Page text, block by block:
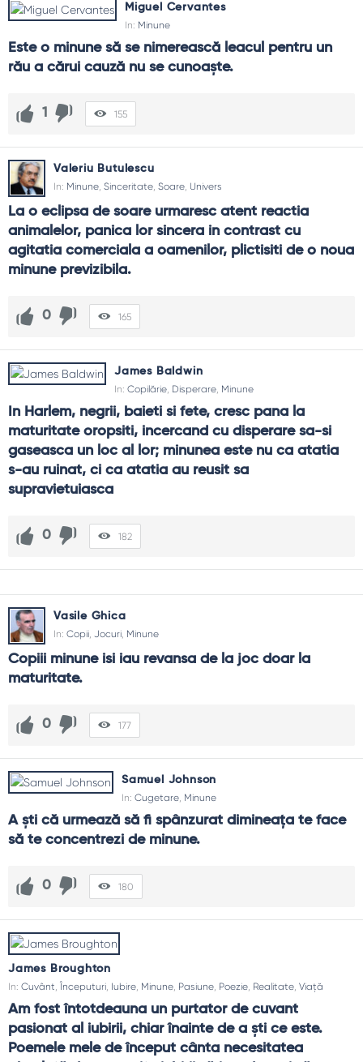
Miguel Cervantes
In: Minune
Este o minune să se nimerească leacul pentru un
rău a cărui cauză nu se cunoaște.
1 155
Valeriu Butulescu
In: Minune Sinceritate Soare Univers
La o eclipsa de soare urmaresc atent reactia
animalelor, panica lor sincera in contrast cu
agitatia comerciala a oamenilor, plictisiti de o noua
minune previzibila.
0 165
James Baldwin
In: Copilărie Disperare Minune
In Harlem, negrii, baieti si fete, cresc pana la
maturitate oropsiti, incercand cu disperare sa-si
gaseasca un loc al lor; minunea este nu ca atatia
s-au ruinat, ci ca atatia au reusit sa
supravietuiasca
0 182
Vasile Ghica
In: Copii Jocuri Minune
Copiii minune isi iau revansa de la joc doar la
maturitate.
0 177
Samuel Johnson
In: Cugetare Minune
A ști că urmează să fi spânzurat dimineața te face
să te concentrezi de minune.
0 180
James Broughton
In: Cuvânt, Începuturi, Iubire, Minune, Pasiune, Poezie, Realitate, Viață
Am fost întotdeauna un purtator de cuvant
pasionat al iubirii, chiar înainte de a ști ce este.
Poemele mele de început cânta necesitatea